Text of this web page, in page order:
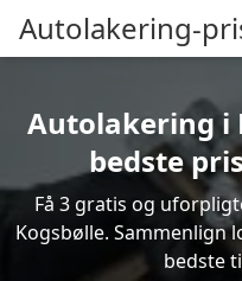
Autolakering-
Autolakering i
bedste
Få 3 gratis og
Kogsbølle. Sammenlign
bedste